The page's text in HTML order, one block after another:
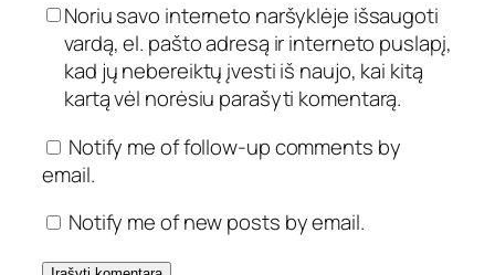
Noriu savo interneto naršyklėje išsaugoti
vardą, el. pašto adresą ir interneto puslapį,
kad jų nebereiktų įvesti iš naujo, kai kitą
kartą vėl norėsiu parašyti komentarą.
Notify me of follow-up comments by
email.
Notify me of new posts by email.